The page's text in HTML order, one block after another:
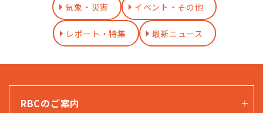
気象・災害 イベント・その他
レポート・特集 最新ニュース
RBCのご案内